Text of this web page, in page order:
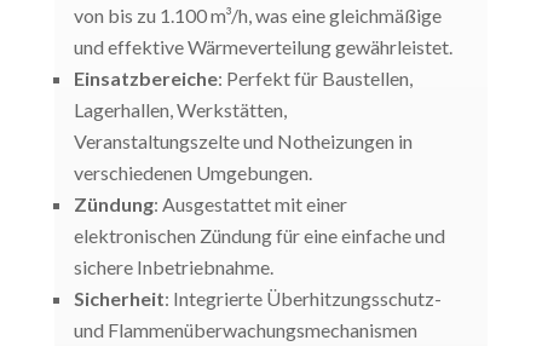
von bis zu 1.100 m³/h, was eine gleichmäßige
und effektive Wärmeverteilung gewährleistet.
Einsatzbereiche: Perfekt für Baustellen,
Lagerhallen, Werkstätten,
Veranstaltungszelte und Notheizungen in
verschiedenen Umgebungen.
Zündung: Ausgestattet mit einer
elektronischen Zündung für eine einfache und
sichere Inbetriebnahme.
Sicherheit: Integrierte Überhitzungsschutz-
und Flammenüberwachungsmechanismen